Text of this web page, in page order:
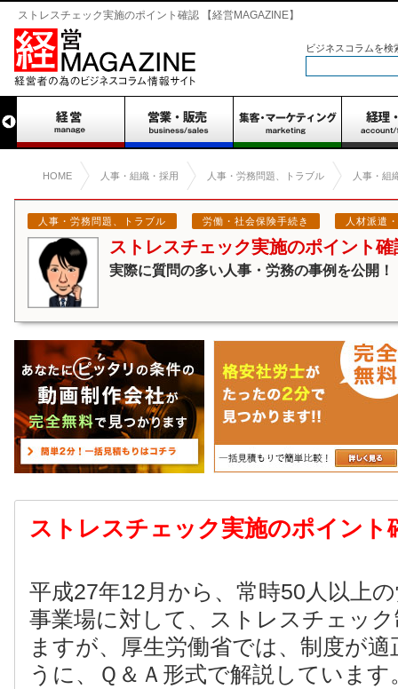
ストレスチェック実施のポイント確認 【経営MAGAZINE】
ビジネスコラムを検
HOME 人事・組織・採用 人事・労務問題、トラブル 人事・組
人事・労務問題、トラブル 労働・社会保険手続き 人材派遣
ストレスチェック実施のポイント確
実際に質問の多い人事・労務の事例を公開！
ストレスチェック実施のポイント
平成27年12月から、常時50人以上
事業場に対して、ストレスチェッ
ますが、厚生労働省では、制度が
うに、Ｑ＆Ａ形式で解説していま